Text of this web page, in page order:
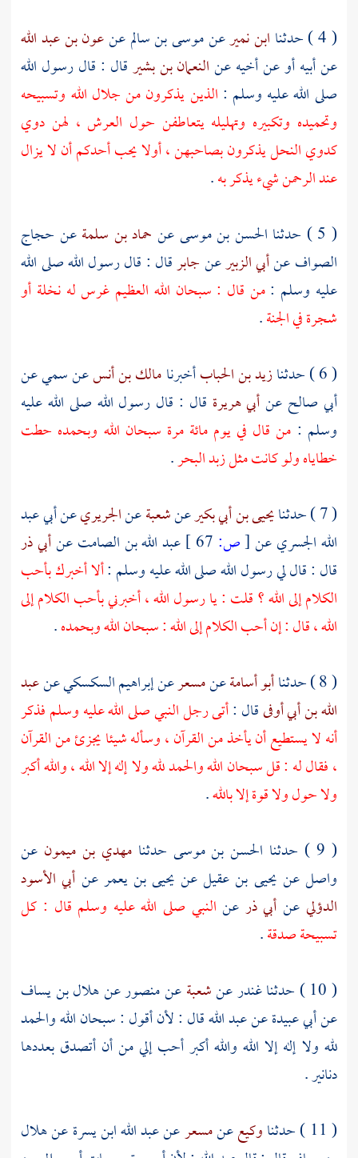
( 4 ) حدثنا
ابن نميرعنموسى بن سالمعنعون بن عبد الله
عن أبيه أو عن أخيه عنالنعمان بن بشيرقال : قال رسول الله
صلى الله عليه وسلم : الذين يذكرون من جلال الله وتسبيحه
وتحميده وتكبيره وتهليله يتعاطفن حول العرش ، لهن دوي
كدوي النحل يذكرون بصاحبهن ، أولا يحب أحدكم أن لا يزال
عند الرحمن شيء يذكر به.
( 5 ) حدثنا
الحسن بن موسىعن حماد بن سلمةعن حجاج
الصوافعنأبي الزبيرعنجابرقال : قال رسول الله صلى الله
عليه وسلم :من قال : سبحان الله العظيم غرس له نخلة أو
شجرة في الجنة.
( 6 ) حدثنا
زيد بن الحبابأخبرنامالك بن أنسعنسميعن
أبي صالح عنأبي هريرة قال : قال رسول الله صلى الله عليه
وسلم : من قال في يوم مائة مرة سبحان الله وبحمده حطت
خطاياه ولو كانت مثل زبد البحر.
( 7 ) حدثنا
يحيى بن أبي بكيرعنشعبةعنالجريريعنأبي عبد
الله الجسريعن[ص: عبد الله بن الصامتعنأبي ذر
قال : قال لي رسول الله صلى الله عليه وسلم :ألا أخبرك بأحب
الكلام إلى الله ؟ قلت : يا رسول الله ، أخبرني بأحب الكلام إلى
الله ، قال : إن أحب الكلام إلى الله : سبحان الله وبحمده.
( 8 ) حدثنا
أبو أسامةعنمسعرعنإبراهيم السكسكيعنعبد
الله بن أبي أوفىقال :أتى رجل النبي صلى الله عليه وسلم فذكر
أنه لا يستطيع أن يأخذ من القرآن ، وسأله شيئا يجزئ من القرآن
، فقال له : قل سبحان الله والحمد لله ولا إله إلا الله ، والله أكبر
ولا حول ولا قوة إلا بالله.
( 9 ) حدثنا
الحسن بن موسى حدثنامهدي بن ميمون عن
واصلعن يحيى بن عقيلعن يحيى بن يعمرعن أبي الأسود
الدؤلي عن أبي ذر عن النبي صلى الله عليه وسلم قال : كل
تسبيحة صدقة.
( 10 ) حدثنا
غندرعنشعبةعنمنصورعنهلال بن يساف
عنأبي عبيدةعنعبد اللهقال : لأن أقول : سبحان الله والحمد
لله ولا إله إلا الله والله أكبر أحب إلي من أن أتصدق بعددها
دنانير .
( 11 ) حدثنا
وكيععنمسعرعنعبد الله ابن يسرةعنهلال